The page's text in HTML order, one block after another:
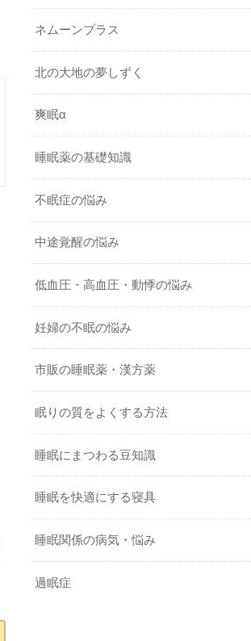
ネムーンプラス
北の大地の夢しずく
爽眠α
睡眠薬の基礎知識
不眠症の悩み
中途覚醒の悩み
低血圧・高血圧・動悸の悩み
妊婦の不眠の悩み
市販の睡眠薬・漢方薬
眠りの質をよくする方法
睡眠にまつわる豆知識
睡眠を快適にする寝具
睡眠関係の病気・悩み
過眠症